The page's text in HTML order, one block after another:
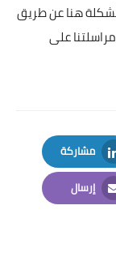
هنا عن طريق
على
مشاركة
LinkedIn
إرسال
Email